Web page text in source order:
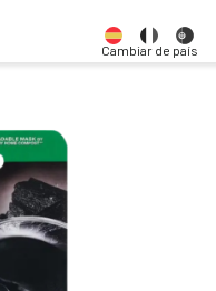
Cambiar de país